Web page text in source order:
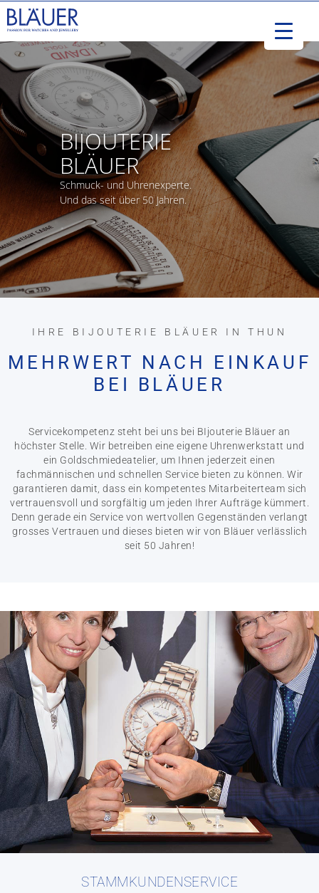
BIJOUTERIE
BLÄUER
Schmuck- und Uhrenexperte.
Und das seit über 50 Jahren.
IHRE BIJOUTERIE BLÄUER IN THUN
MEHRWERT NACH EINKAUF
BEI BLÄUER
Servicekompetenz steht bei uns bei BIjouterie Bläuer an
höchster Stelle. Wir betreiben eine eigene Uhrenwerkstatt und
ein Goldschmiedeatelier, um Ihnen jederzeit einen
fachmännischen und schnellen Service bieten zu können. Wir
garantieren damit, dass ein kompetentes Mitarbeiterteam sich
vertrauensvoll und sorgfältig um jeden Ihrer Aufträge kümmert.
Denn gerade ein Service von wertvollen Gegenständen verlangt
grosses Vertrauen und dieses bieten wir von Bläuer verlässlich
seit 50 Jahren!
STAMMKUNDENSERVICE